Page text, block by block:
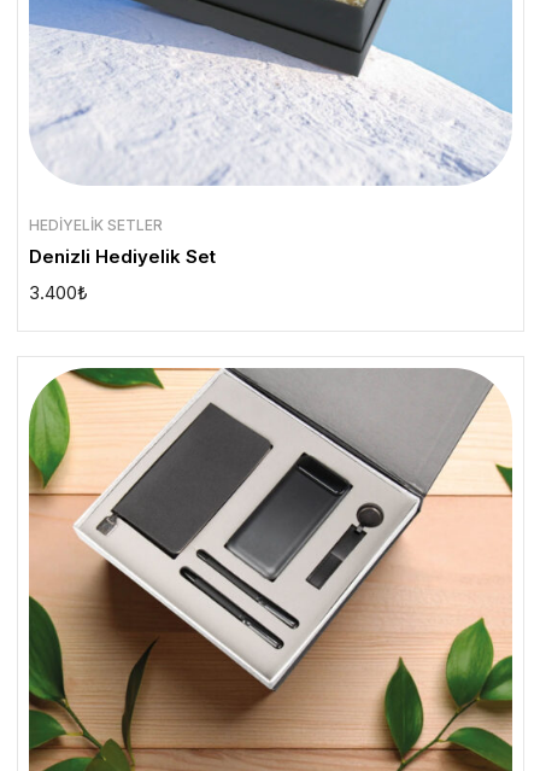
HEDIYELIK SETLER
Denizli Hediyelik Set
3.400₺